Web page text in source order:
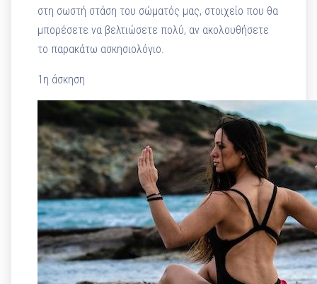
στη σωστή στάση του σώματός μας, στοιχείο που θα
μπορέσετε να βελτιώσετε πολύ, αν ακολουθήσετε
το παρακάτω ασκησιολόγιο.
1η άσκηση